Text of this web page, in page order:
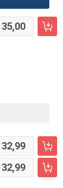
35,00
32,99
32,99